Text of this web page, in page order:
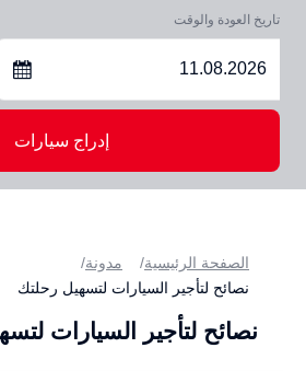
تاريخ العودة والوقت
إدراج سيارات
الصفحة الرئيسية
مدونة
نصائح لتأجير السيارات لتسهيل رحلتك
نصائح لتأجير السيارات